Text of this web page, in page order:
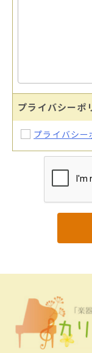
プライバシーポ
プライバシー